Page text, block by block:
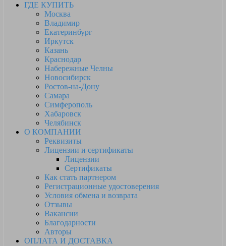
ГДЕ КУПИТЬ
Москва
Владимир
Екатеринбург
Иркутск
Казань
Краснодар
Набережные Челны
Новосибирск
Ростов-на-Дону
Самара
Симферополь
Хабаровск
Челябинск
О КОМПАНИИ
Реквизиты
Лицензии и сертификаты
Лицензии
Сертификаты
Как стать партнером
Регистрационные удостоверения
Условия обмена и возврата
Отзывы
Вакансии
Благодарности
Авторы
ОПЛАТА И ДОСТАВКА